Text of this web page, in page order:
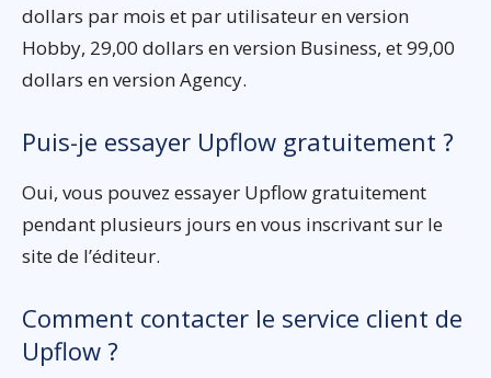
dollars par mois et par utilisateur en version
Hobby, 29,00 dollars en version Business, et 99,00
dollars en version Agency.
Puis-je essayer Upflow gratuitement ?
Oui, vous pouvez essayer Upflow gratuitement
pendant plusieurs jours en vous inscrivant sur le
site de l’éditeur.
Comment contacter le service client de
Upflow ?